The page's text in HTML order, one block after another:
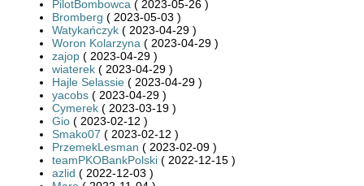
PilotBombowca ( 2023-05-26 )
Bromberg ( 2023-05-03 )
Watykańczyk ( 2023-04-29 )
Woron Kolarzyna ( 2023-04-29 )
zajop ( 2023-04-29 )
wiaterek ( 2023-04-29 )
Hajle Selassie ( 2023-04-29 )
yacobs ( 2023-04-29 )
Cymerek ( 2023-03-19 )
Gio ( 2023-02-12 )
Smako07 ( 2023-02-12 )
PrzemekLesman ( 2023-02-09 )
teamPKOBankPolski ( 2022-12-15 )
azlid ( 2022-12-03 )